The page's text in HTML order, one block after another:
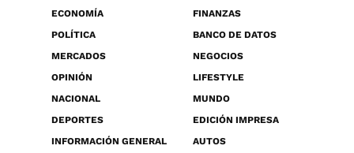
ECONOMÍA
FINANZAS
POLÍTICA
BANCO DE DATOS
MERCADOS
NEGOCIOS
OPINIÓN
LIFESTYLE
NACIONAL
MUNDO
DEPORTES
EDICIÓN IMPRESA
INFORMACIÓN GENERAL
AUTOS